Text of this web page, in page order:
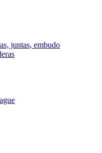
juntas, embudo